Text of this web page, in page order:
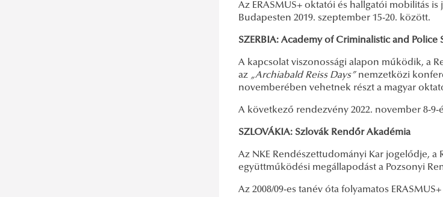
Az ERASMUS+ oktatói és hallgatói mobilitás
Budapesten 2019. szeptember 15-20. között.
SZERBIA: Academy of Criminalistic and Police
A kapcsolat viszonossági alapon működik, a
az „Archiabald Reiss Days”nemzetközi
novemberében vehetnek részt a magyar
A következő rendezvény 2022. november 8-9-
SZLOVÁKIA: Szlovák Rendőr Akadémia
Az NKE Rendészettudományi Kar jogelődje,
együttműködési megállapodást a Pozsonyi
Az 2008/09-es tanév óta folyamatos